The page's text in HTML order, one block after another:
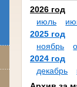
2026 год
июль
2025 год
ноябрь
2024 год
декабрь